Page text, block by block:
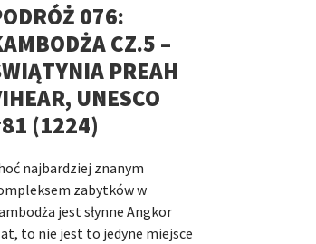
076:
CZ.5 –
PREAH
UNESCO
(1224)
najbardziej znanym
zabytków w
jest słynne Angkor
to nie jest to jedyne miejsce